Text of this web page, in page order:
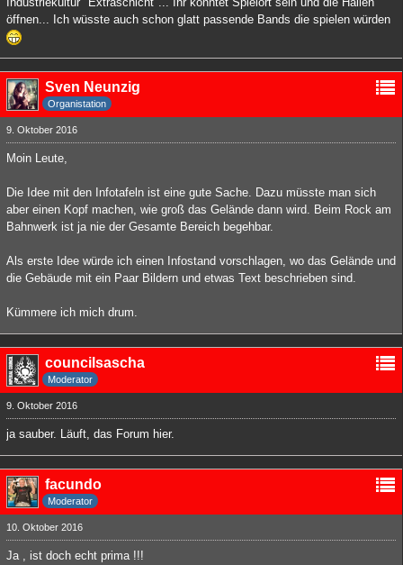
öffnen... Ich wüsste auch schon glatt passende Bands die spielen würden
Sven Neunzig
Organistation
9. Oktober 2016
Moin Leute,
Die Idee mit den Infotafeln ist eine gute Sache. Dazu müsste man sich
aber einen Kopf machen, wie groß das Gelände dann wird. Beim Rock am
Bahnwerk ist ja nie der Gesamte Bereich begehbar.
Als erste Idee würde ich einen Infostand vorschlagen, wo das Gelände und
die Gebäude mit ein Paar Bildern und etwas Text beschrieben sind.
Kümmere ich mich drum.
councilsascha
Moderator
9. Oktober 2016
ja sauber. Läuft, das Forum hier.
facundo
Moderator
10. Oktober 2016
Ja , ist doch echt prima !!!